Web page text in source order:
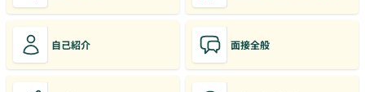
自己紹介 面接全般